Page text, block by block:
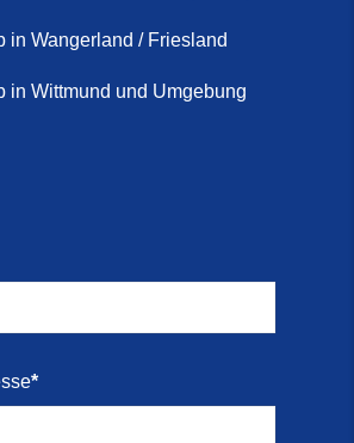
in Wangerland / Friesland
in Wittmund und Umgebung
*